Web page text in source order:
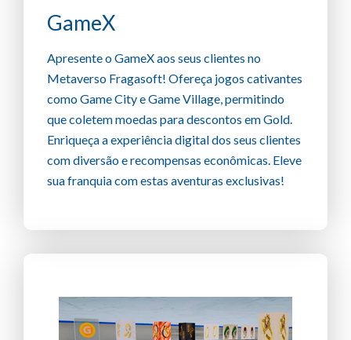
GameX
Apresente o GameX aos seus clientes no
Metaverso Fragasoft! Ofereça jogos cativantes
como Game City e Game Village, permitindo
que coletem moedas para descontos em Gold.
Enriqueça a experiência digital dos seus clientes
com diversão e recompensas econômicas. Eleve
sua franquia com estas aventuras exclusivas!